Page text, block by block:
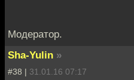
Модератор.
Sha-Yulin »
#38 | 31.01.16 07:17